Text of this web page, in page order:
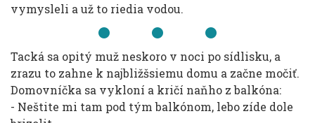
vymysleli a už to riedia vodou.
Tacká sa opitý muž neskoro v noci po sídlisku, a
zrazu to zahne k najbližšsiemu domu a začne močiť.
Domovníčka sa vykloní a kričí naňho z balkóna:
- Neštite mi tam pod tým balkónom, lebo zíde dole